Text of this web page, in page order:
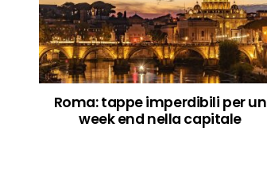
Roma: tappe imperdibili per un
week end nella capitale